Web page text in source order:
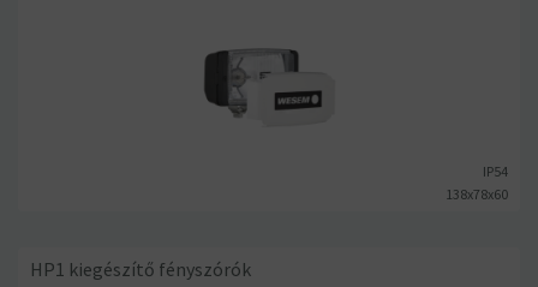
138x78x60
IP54
HP1 kiegészítő fényszórók